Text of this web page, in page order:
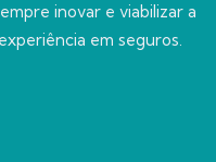
inovar e viabilizar a
em seguros.